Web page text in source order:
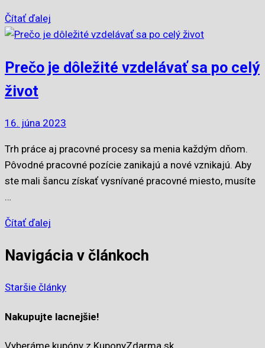
Čítať ďalej
Prečo je dôležité vzdelávať sa po celý
život
16. júna 2023
Trh práce aj pracovné procesy sa menia každým dňom.
Pôvodné pracovné pozície zanikajú a nové vznikajú. Aby
ste mali šancu získať vysnívané pracovné miesto, musíte
…
Čítať ďalej
Navigácia v článkoch
Staršie články
Nakupujte lacnejšie!